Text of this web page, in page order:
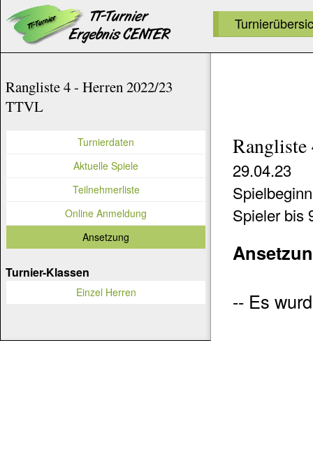
29.04.23
Spieler bis
-- Es
Rangliste 4 - Herren 2022/23
TTVL
Turnierdaten
Aktuelle Spiele
Teilnehmerliste
Online Anmeldung
Ansetzung
Turnier-Klassen
Einzel Herren